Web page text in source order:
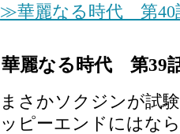
≫華麗なる時代 第40
華麗なる時代 第39
まさかソクジンが試
ッピーエンドにはな